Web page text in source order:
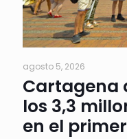
agosto 5, 2026
Cartagena
los 3,3
en el